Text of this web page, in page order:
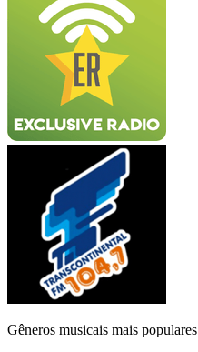
Gêneros musicais mais populares